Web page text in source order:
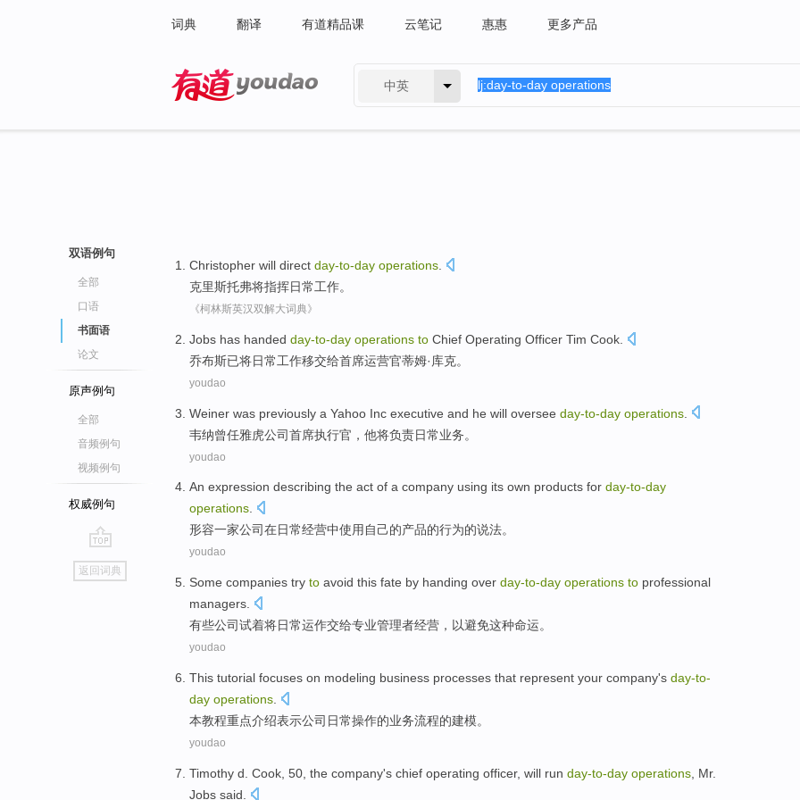
词典 翻译 有道精品课 云笔记 惠惠 更多产品
中英
双语例句
全部
口语
书面语
论文
原声例句
全部
音频例句
视频例句
权威例句
go
top
返回词典
Christopher will direct day-to-day operations
克里斯托弗将指挥日常工作。
《柯林斯英汉双解大词典》
Jobs has handed day-to-day operations to Chief Operating Officer Tim Cook
乔布斯已将日常工作移交给首席运营官蒂姆· 库克。
youdao
Weiner was previously a Yahoo Inc executive and he will oversee day-to-day operations
韦纳曾任雅虎公司首席执行官 ， 他将负责日常业务。
youdao
An expression describing the act of a company using its own products for day-to-day
operations.
形容一家公司在日常经营中使用 自己的产品的行为的说法。
youdao
Some companies try to avoid this fate by handing over day-to-day operations to professional
managers
有些公司试着将日常运作交给专业管理者经营 ，以避免这种命运。
youdao
This tutorial focuses on modeling business processes that represent your company's day-to-
day operations
本教程重点介绍表示公司 日常操作的业务流程的建模。
youdao
Timothy d. Cook 50 the company's chief operating officer, will run day-to-day operations Mr.
Jobs said